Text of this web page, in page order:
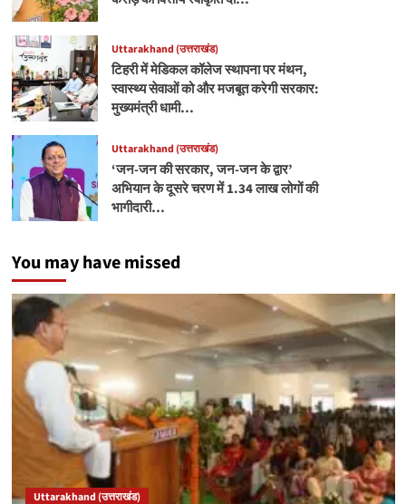
Uttarakhand (उत्तराखंड)
टिहरी में मेडिकल कॉलेज स्थापना पर मंथन,
स्वास्थ्य सेवाओं को और मजबूत करेगी सरकार:
मुख्यमंत्री धामी…
Uttarakhand (उत्तराखंड)
‘जन-जन की सरकार, जन-जन के द्वार’
अभियान के दूसरे चरण में 1.34 लाख लोगों की
भागीदारी…
You may have missed
Uttarakhand (उत्तराखंड)